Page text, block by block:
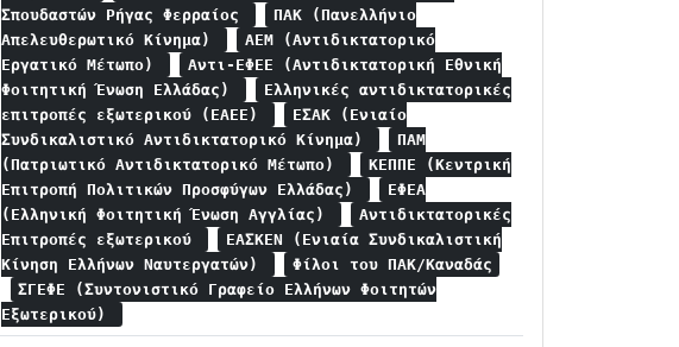
Σπουδαστών Ρήγας Φερραίος
ΠΑΚ (Πανελλήνιο
Απελευθερωτικό Κίνημα)
ΑΕΜ (Αντιδικτατορικό
Εργατικό Μέτωπο)
Αντι-ΕΦΕΕ (Αντιδικτατορική Εθνική
Φοιτητική Ένωση Ελλάδας)
Ελληνικές αντιδικτατορικές
επιτροπές εξωτερικού (ΕΑΕΕ)
ΕΣΑΚ (Ενιαίο
Συνδικαλιστικό Αντιδικτατορικό Κίνημα)
ΠΑΜ
(Πατριωτικό Αντιδικτατορικό Μέτωπο)
ΚΕΠΠΕ (Κεντρική
Επιτροπή Πολιτικών Προσφύγων Ελλάδας)
ΕΦΕΑ
(Ελληνική Φοιτητική Ένωση Αγγλίας)
Αντιδικτατορικές
Επιτροπές εξωτερικού
ΕΑΣΚΕΝ (Ενιαία Συνδικαλιστική
Κίνηση Ελλήνων Ναυτεργατών)
Φίλοι του ΠΑΚ/Καναδάς
ΣΓΕΦΕ (Συντονιστικό Γραφείο Ελλήνων Φοιτητών
Εξωτερικού)